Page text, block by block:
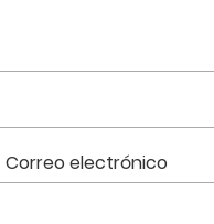
Correo electrónico